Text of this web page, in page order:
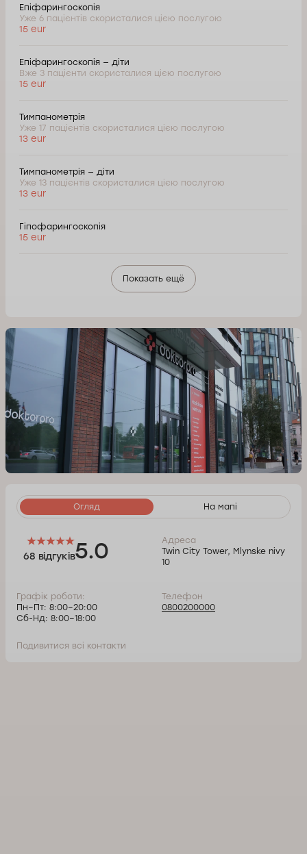
Епіфарингоскопія
Уже 6 пацієнтів скористалися цією послугою
15 eur
Епіфарингоскопія — діти
Вже 3 пацієнти скористалися цією послугою
15 eur
Тимпанометрія
Уже 17 пацієнтів скористалися цією послугою
13 eur
Тимпанометрія — діти
Уже 13 пацієнтів скористалися цією послугою
13 eur
Гіпофарингоскопія
15 eur
Показать ещё
Огляд На мапі
Адреса
Twin City Tower, Mlynske nivy
10
68 відгуків5.0
Телефон
0800200000
Графік роботи:
Пн–Пт: 8:00–20:00
Сб-Нд: 8:00–18:00
Подивитися всі контакти